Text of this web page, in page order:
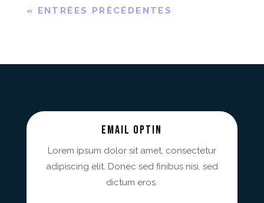
« ENTRÉES PRÉCÉDENTES
Email Optin
Lorem ipsum dolor sit amet, consectetur
adipiscing elit. Donec sed finibus nisi, sed
dictum eros.